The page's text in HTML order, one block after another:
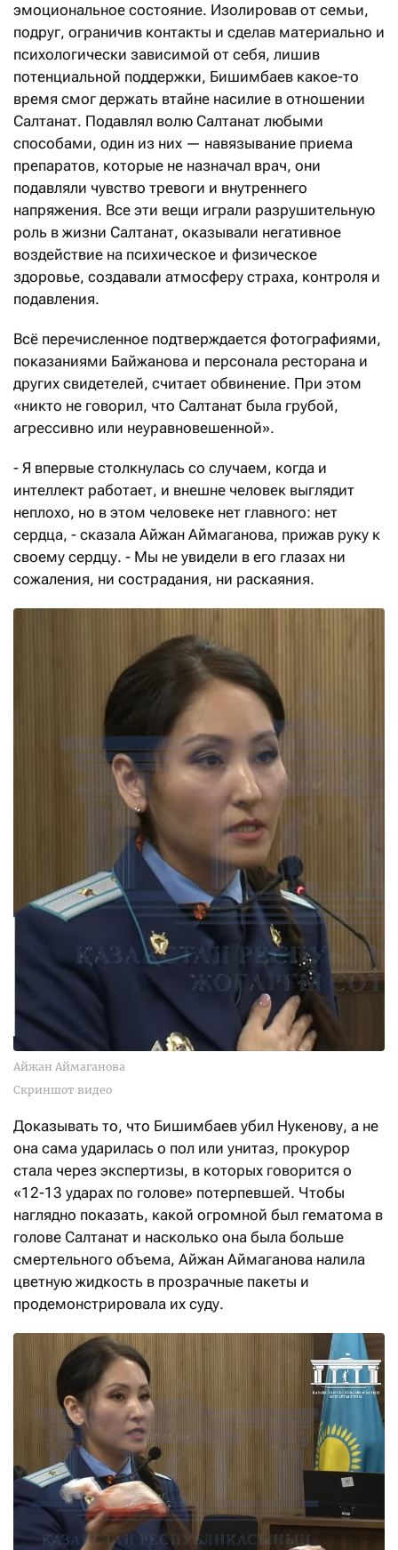
эмоциональное состояние. Изолировав от семьи,
подруг, ограничив контакты и сделав материально и
психологически зависимой от себя, лишив
потенциальной поддержки, Бишимбаев какое-то
время смог держать втайне насилие в отношении
Салтанат. Подавлял волю Салтанат любыми
способами, один из них — навязывание приема
препаратов, которые не назначал врач, они
подавляли чувство тревоги и внутреннего
напряжения. Все эти вещи играли разрушительную
роль в жизни Салтанат, оказывали негативное
воздействие на психическое и физическое
здоровье, создавали атмосферу страха, контроля и
подавления.
Всё перечисленное подтверждается фотографиями,
показаниями Байжанова и персонала ресторана и
других свидетелей, считает обвинение. При этом
«никто не говорил, что Салтанат была грубой,
агрессивно или неуравновешенной».
- Я впервые столкнулась со случаем, когда и
интеллект работает, и внешне человек выглядит
неплохо, но в этом человеке нет главного: нет
сердца, - сказала Айжан Аймаганова, прижав руку к
своему сердцу. - Мы не увидели в его глазах ни
сожаления, ни сострадания, ни раскаяния.
Айжан Аймаганова
Скриншот видео
Доказывать то, что Бишимбаев убил Нукенову, а не
она сама ударилась о пол или унитаз, прокурор
стала через экспертизы, в которых говорится о
«12-13 ударах по голове» потерпевшей. Чтобы
наглядно показать, какой огромной был гематома в
голове Салтанат и насколько она была больше
смертельного объема, Айжан Аймаганова налила
цветную жидкость в прозрачные пакеты и
продемонстрировала их суду.